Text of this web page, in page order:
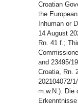
Croatian
the
Inhuman or
14 August
Rn. 41 f.;
and 23495/
Croatia, Rn.
202104072/
m.w.N.). Die